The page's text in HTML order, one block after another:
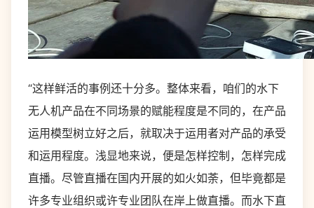
“这样鲜活的事例还十分多。整体来看，咱们的水下
无人机产品在不同场景的赋能程度是不同的，在产品
运用模型树立好之后，就取决于运用者对产品的承受
和运用程度。浅显地来说，便是怎样控制，怎样完成
直播。尽管直播在国内开展的如火如荼，但毕竟都是
许多专业组织或许专业团队在岸上做直播。而水下直